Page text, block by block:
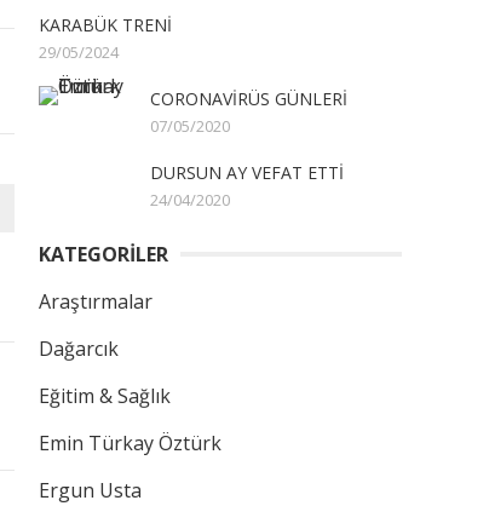
KARABÜK TRENİ
29/05/2024
CORONAVİRÜS GÜNLERİ
07/05/2020
DURSUN AY VEFAT ETTİ
24/04/2020
KATEGORİLER
Araştırmalar
Dağarcık
Eğitim & Sağlık
Emin Türkay Öztürk
Ergun Usta